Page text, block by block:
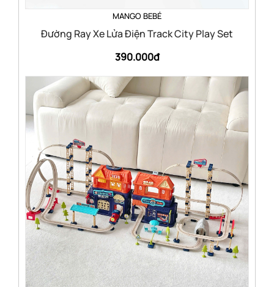
MANGO BEBÉ
Đường Ray Xe Lửa Điện Track City Play Set
390.000đ